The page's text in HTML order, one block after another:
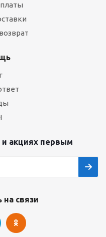
и акциях первым
на связи